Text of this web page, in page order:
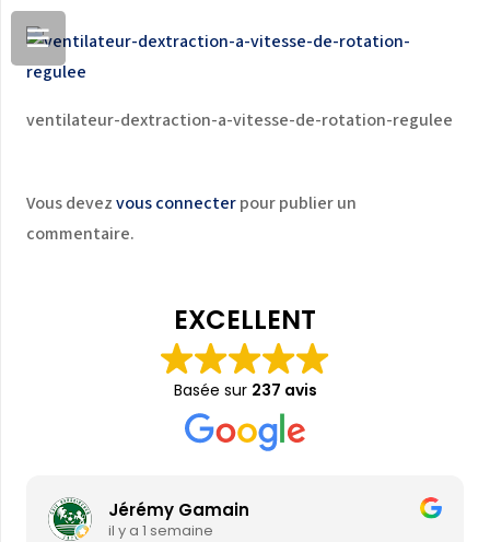
ventilateur-dextraction-a-vitesse-de-rotation-regulee
Vous devezvous connecterpour publier un
commentaire.
EXCELLENT
Basée sur 237 avis
Jérémy Gamain
il y a 1 semaine